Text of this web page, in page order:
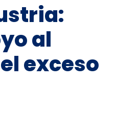
al
exceso